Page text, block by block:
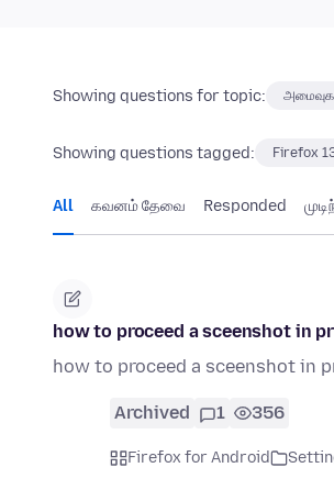
Showing questions for topic:
Showing questions tagged: Firefox
All கவனம் தேவை Responded
how to proceed a sceenshot in
how to proceed a sceenshot in
Archived 1 356
Firefox for Android